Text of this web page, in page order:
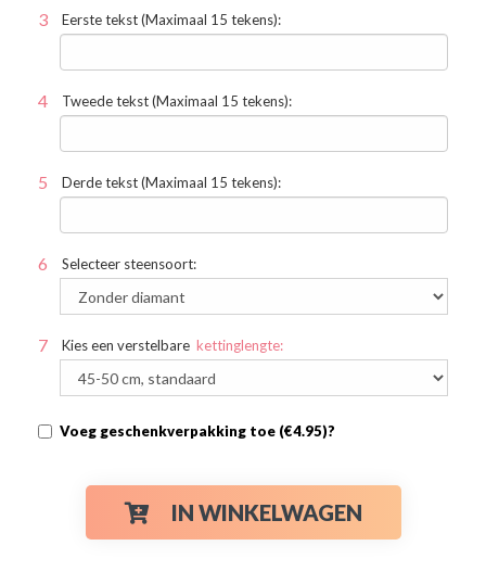
Eerste tekst (Maximaal 15 tekens):
Tweede tekst (Maximaal 15 tekens):
Derde tekst (Maximaal 15 tekens):
Selecteer steensoort:
Kies een verstelbare kettinglengte:
Voeg geschenkverpakking toe (€4.95)?
IN WINKELWAGEN